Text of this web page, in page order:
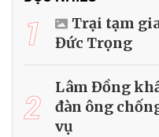
1
Trại tạm
Đức Trọng
2
Lâm Đồng
đàn ông
vụ